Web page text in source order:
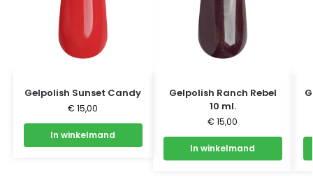
Gelpolish Sunset Candy
€ 15,00
In winkelmand
Gelpolish Ranch Rebel
10 ml.
€ 15,00
In winkelmand